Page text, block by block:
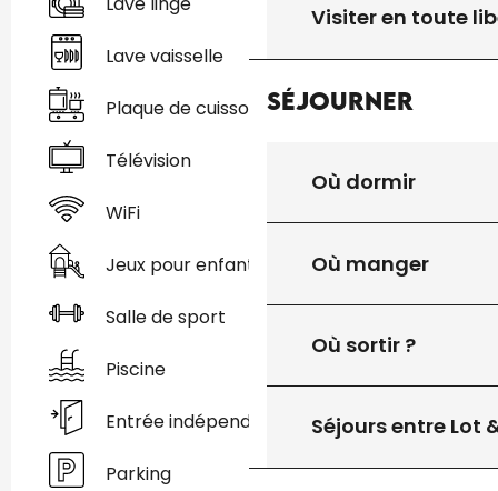
Visiter en toute
Séjourner
Où dormir
Où manger
Où sortir ?
Séjours entre Lot
Lave vaisselle
Plaque de cuisson
Télévision
WiFi
Jeux pour enfants / Espace jeux
Salle de sport
Piscine
Entrée indépendante
Parking